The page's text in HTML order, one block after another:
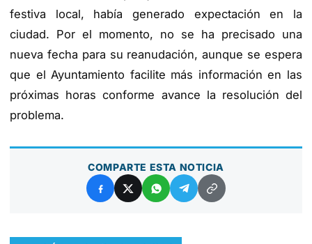
festiva local, había generado expectación en la
ciudad. Por el momento, no se ha precisado una
nueva fecha para su reanudación, aunque se espera
que el Ayuntamiento facilite más información en las
próximas horas conforme avance la resolución del
problema.
COMPARTE ESTA NOTICIA